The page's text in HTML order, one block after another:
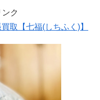
ク
取【七福(しちふく)】